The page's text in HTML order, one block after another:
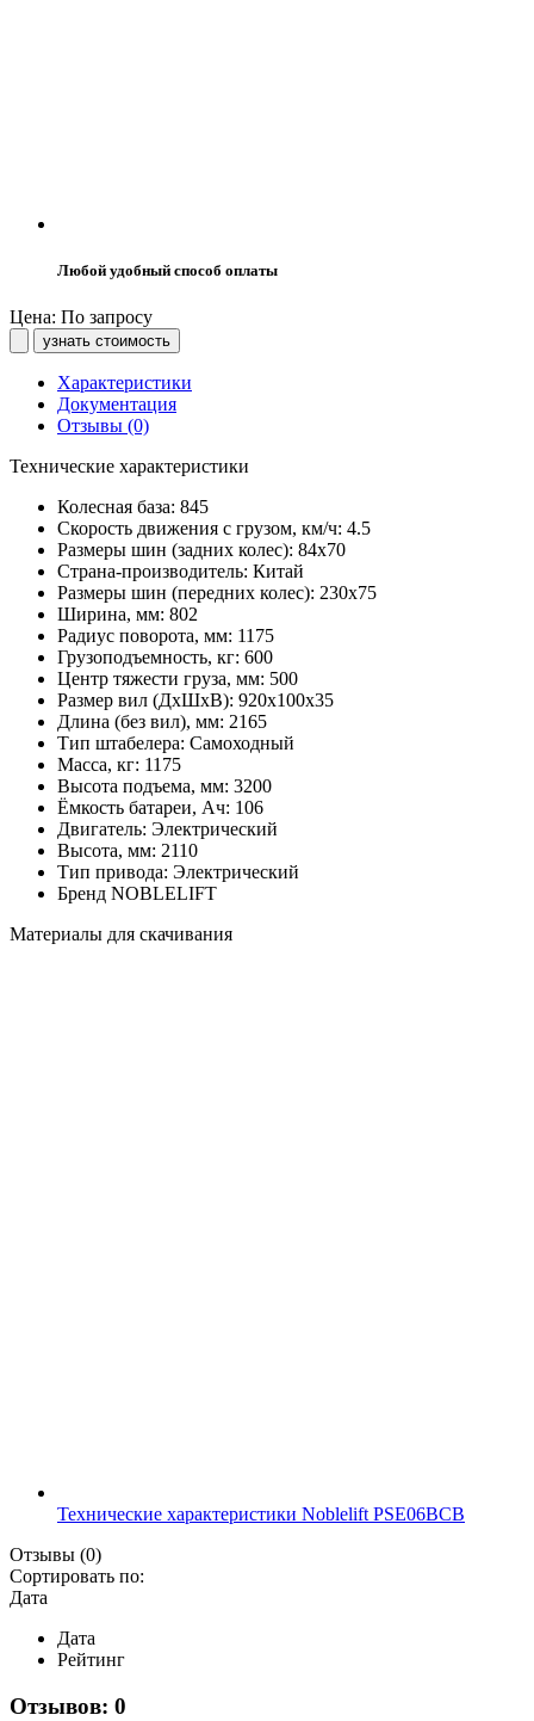
Любой удобный способ оплаты
Цена: По запросу
узнать стоимость
Характеристики
Документация
Отзывы (0)
Технические характеристики
Колесная база: 845
Скорость движения с грузом, км/ч: 4.5
Размеры шин (задних колес): 84х70
Страна-производитель: Китай
Размеры шин (передних колес): 230х75
Ширина, мм: 802
Радиус поворота, мм: 1175
Грузоподъемность, кг: 600
Центр тяжести груза, мм: 500
Размер вил (ДхШхВ): 920х100х35
Длина (без вил), мм: 2165
Тип штабелера: Самоходный
Масса, кг: 1175
Высота подъема, мм: 3200
Ёмкость батареи, Ач: 106
Двигатель: Электрический
Высота, мм: 2110
Тип привода: Электрический
Бренд NOBLELIFT
Материалы для скачивания
Технические характеристики Noblelift PSE06BCB
Отзывы (0)
Сортировать по:
Дата
Дата
Рейтинг
Отзывов: 0